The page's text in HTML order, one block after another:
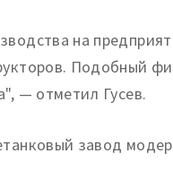
на
Подобный
— отметил Гусев.
завод